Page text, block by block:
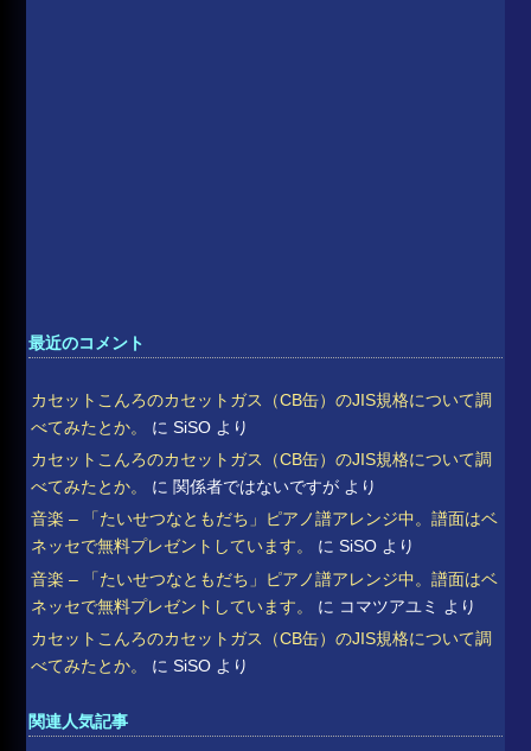
最近のコメント
カセットこんろのカセットガス（CB缶）のJIS規格について調
べてみたとか。
にSiSO より
カセットこんろのカセットガス（CB缶）のJIS規格について調
べてみたとか。
に 関係者ではないですが より
音楽 – 「たいせつなともだち」ピアノ譜アレンジ中。譜面はベ
ネッセで無料プレゼントしています。
にSiSO より
音楽 – 「たいせつなともだち」ピアノ譜アレンジ中。譜面はベ
ネッセで無料プレゼントしています。
に コマツアユミ
より
カセットこんろのカセットガス（CB缶）のJIS規格について調
べてみたとか。
にSiSO より
関連人気記事